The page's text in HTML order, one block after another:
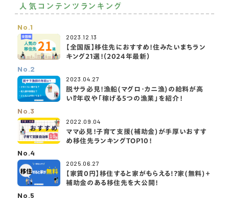
人気コンテンツランキング
No.1
2023.12.13
【全国版】移住先におすすめ！住みたいまちラン
キング21選！（2024年最新）
No.2
2023.04.27
脱サラ必見！漁船(マグロ・カニ漁)の給料が高
い⁉️年収や「稼げる5つの漁業」を紹介！
No.3
2022.09.04
ママ必見！子育て支援(補助金)が手厚いおすす
め移住先ランキングTOP10！
No.4
2025.06.27
【家賃0円】移住すると家がもらえる!?家(無料)＋
補助金のある移住先を大公開！
No.5